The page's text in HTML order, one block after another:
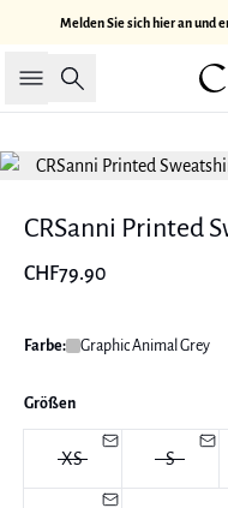
Melden Sie sich hier an und
Suche
CRSanni Printed
CHF79.90
Farbe: Graphic Animal Grey
Größen
XS S